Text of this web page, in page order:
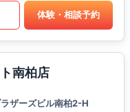
体験・相談予約
南柏店
ザーズビル南柏2-H